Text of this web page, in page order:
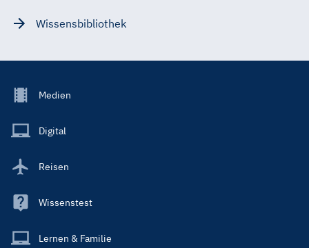
Wissensbibliothek
Footer
Main
Medien
Digital
Reisen
Wissenstest
Lernen & Familie